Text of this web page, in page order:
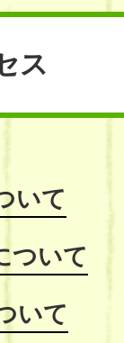
ス
いて
ついて
いて